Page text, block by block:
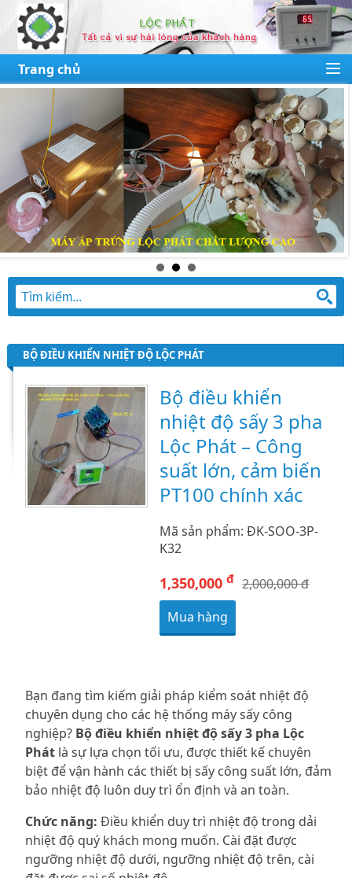
Trang chủ
BỘ ĐIỀU KHIỂN NHIỆT ĐỘ LỘC PHÁT
Bộ điều khiển
nhiệt độ sấy 3 pha
Lộc Phát – Công
suất lớn, cảm biến
PT100 chính xác
Mã sản phẩm: ĐK-SOO-3P-
K32
1,350,000đ 2,000,000 đ
Mua hàng
Bạn đang tìm kiếm giải pháp kiểm soát nhiệt độ
chuyên dụng cho các hệ thống máy sấy công
nghiệp? Bộ điều khiển nhiệt độ sấy 3 pha Lộc
Phát là sự lựa chọn tối ưu, được thiết kế chuyên
biệt để vận hành các thiết bị sấy công suất lớn, đảm
bảo nhiệt độ luôn duy trì ổn định và an toàn.
Chức năng: Điều khiển duy trì nhiệt độ trong dải
nhiệt độ quý khách mong muốn. Cài đặt được
ngưỡng nhiệt độ dưới, ngưỡng nhiệt độ trên, cài